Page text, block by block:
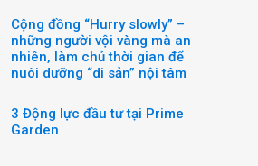
Cộng đồng “Hurry slowly” –
những người vội vàng mà an
nhiên, làm chủ thời gian để
nuôi dưỡng “di sản” nội tâm
3 Động lực đầu tư tại Prime
Garden